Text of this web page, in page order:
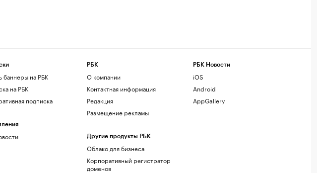
баннеры на РБК
на РБК
подписка
РБК
О компании
Контактная информация
Редакция
Размещение рекламы
Другие продукты РБК
Облако для бизнеса
Корпоративный регистратор
доменов
РБК Новости
iOS
Android
AppGallery